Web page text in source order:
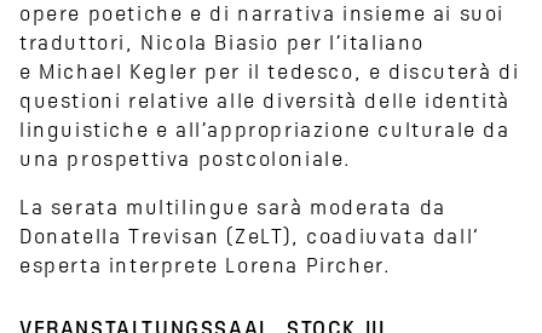
opere poetiche e di narrativa insieme ai suoi
traduttori, Nicola Biasio per l’italiano
e Michael Kegler per il tedesco, e discuterà di
questioni relative alle diversità delle identità
linguistiche e all’appropriazione culturale da
una prospettiva postcoloniale.
La serata multilingue sarà moderata da
Donatella Trevisan (ZeLT), coadiuvata dall‘
esperta interprete Lorena Pircher.